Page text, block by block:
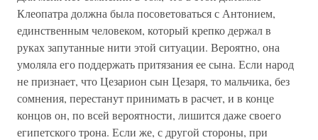
Клеопатра должна была посоветоваться с Антонием,
единственным человеком, который крепко держал в
руках запутанные нити этой ситуации. Вероятно, она
умоляла его поддержать притязания ее сына. Если народ
не признает, что Цезарион сын Цезаря, то мальчика, без
сомнения, перестанут принимать в расчет, и в конце
концов он, по всей вероятности, лишится даже своего
египетского трона. Если же, с другой стороны, при